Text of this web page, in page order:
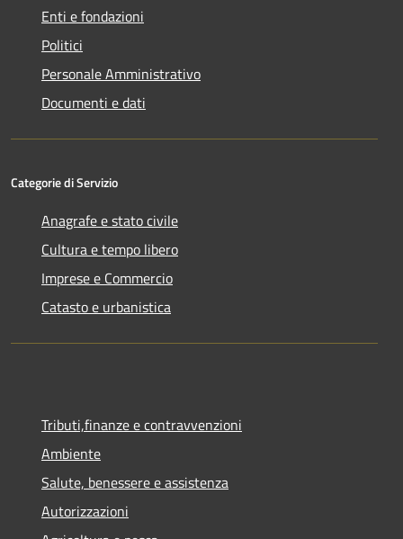
Enti e fondazioni
Politici
Personale Amministrativo
Documenti e dati
Categorie di Servizio
Anagrafe e stato civile
Cultura e tempo libero
Imprese e Commercio
Catasto e urbanistica
Tributi,finanze e contravvenzioni
Ambiente
Salute, benessere e assistenza
Autorizzazioni